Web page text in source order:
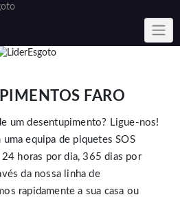
FARO
um desentupimento? Ligue-nos!
equipa de piquetes SOS
24 horas por dia, 365 dias por
da nossa linha de
rapidamente a sua casa ou